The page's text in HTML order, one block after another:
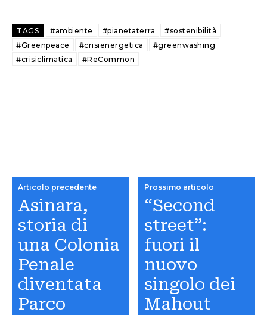
TAGS #ambiente #pianetaterra
#sostenibilità
#Greenpeace
#crisienergetica
#greenwashing
#crisiclimatica
#ReCommon
Articolo precedente
Asinara,
storia di
una Colonia
Penale
diventata
Parco
Prossimo articolo
“Second
street”:
fuori il
nuovo
singolo dei
Mahout